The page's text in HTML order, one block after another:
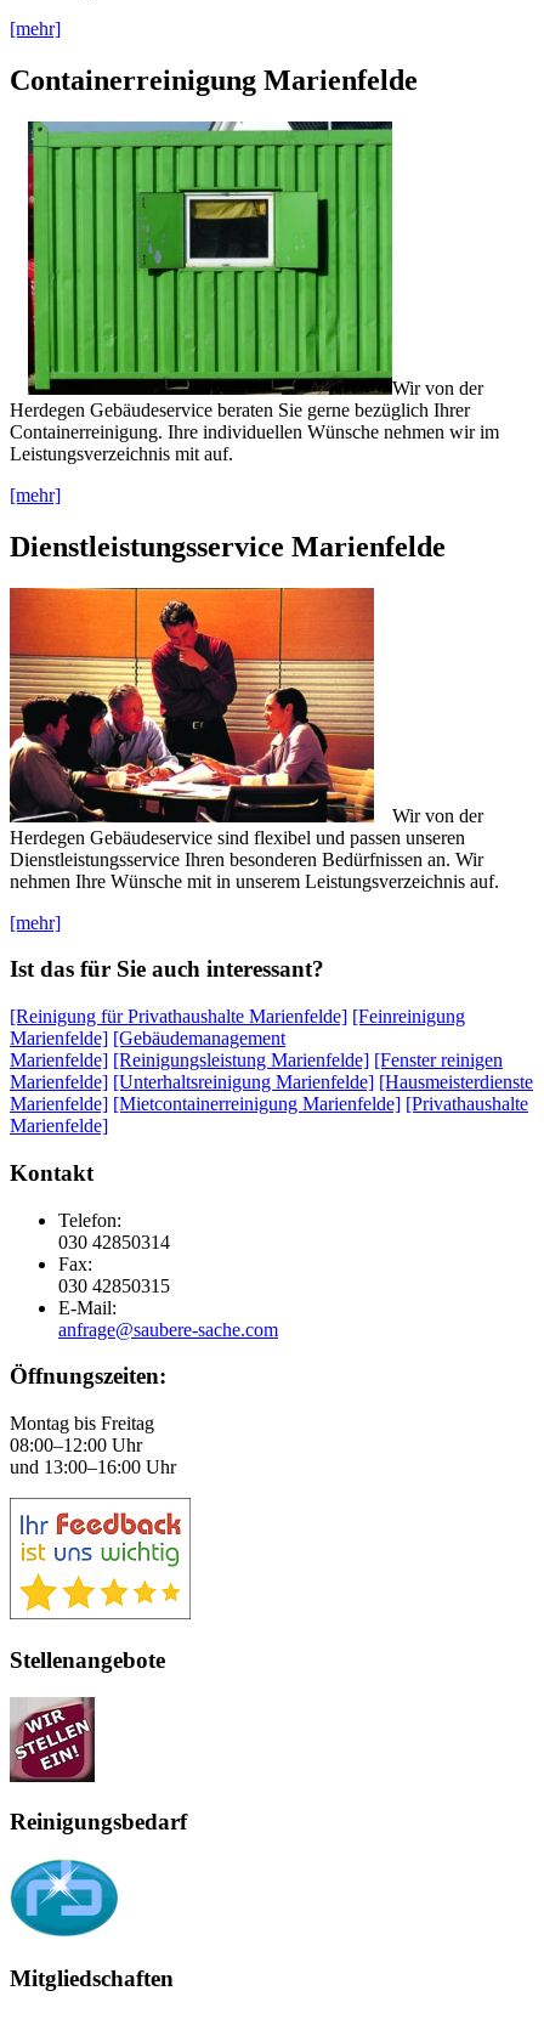
[mehr]
Containerreinigung Marienfelde
Wir von der
Herdegen Gebäudeservice beraten Sie gerne bezüglich Ihrer
Containerreinigung. Ihre individuellen Wünsche nehmen wir im
Leistungsverzeichnis mit auf.
[mehr]
Dienstleistungsservice Marienfelde
Wir von der
Herdegen Gebäudeservice sind flexibel und passen unseren
Dienstleistungsservice Ihren besonderen Bedürfnissen an. Wir
nehmen Ihre Wünsche mit in unserem Leistungsverzeichnis auf.
[mehr]
Ist das für Sie auch interessant?
[Reinigung für Privathaushalte Marienfelde] [Feinreinigung
Marienfelde] [Gebäudemanagement
Marienfelde] [Reinigungsleistung Marienfelde] [Fenster reinigen
Marienfelde] [Unterhaltsreinigung Marienfelde] [Hausmeisterdienste
Marienfelde] [Mietcontainerreinigung Marienfelde] [Privathaushalte
Marienfelde]
Kontakt
Telefon:
030 42850314
Fax:
030 42850315
E-Mail:
anfrage@saubere-sache.com
Öffnungszeiten:
Montag bis Freitag
08:00–12:00 Uhr
und 13:00–16:00 Uhr
Stellenangebote
Reinigungsbedarf
Mitgliedschaften